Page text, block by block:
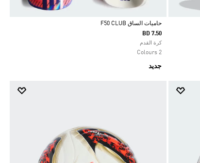
Selected
حاميات الساق F50 CLUB
BD 7.50
كرة القدم
2 Colours
جديد